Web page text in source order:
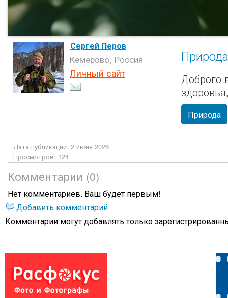
Сергей Перов
Кемерово, Россия
Личный сайт
Природа
Доброго
Природа
Дата публикации: 2 июня 2026
Просмотров: 124
Комментарии (0)
Нет комментариев. Ваш будет первым!
Добавить комментарий
Комментарии могут добавлять только